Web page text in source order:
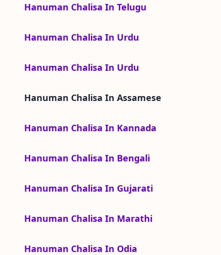
Hanuman Chalisa In Telugu
Hanuman Chalisa In Urdu
Hanuman Chalisa In Urdu
Hanuman Chalisa In Assamese
Hanuman Chalisa In Kannada
Hanuman Chalisa In Bengali
Hanuman Chalisa In Gujarati
Hanuman Chalisa In Marathi
Hanuman Chalisa In Odia